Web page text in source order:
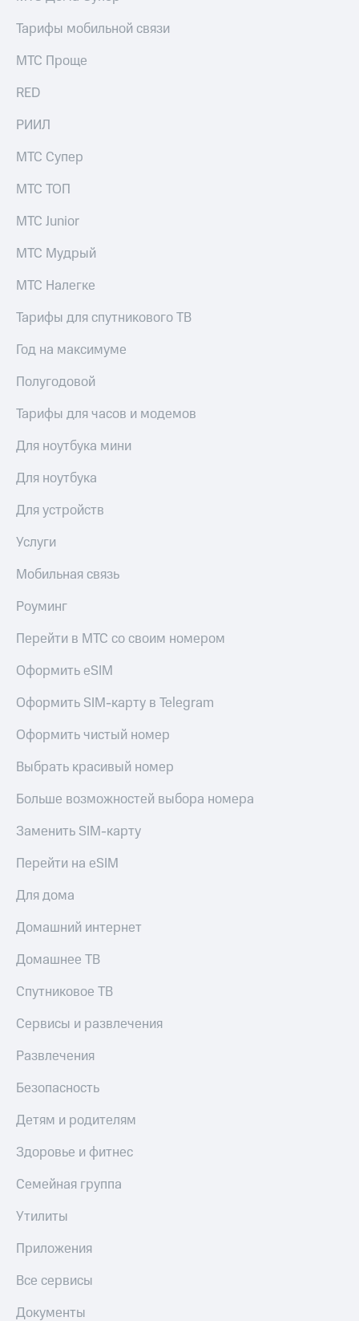
Тарифы мобильной связи
МТС Проще
RED
РИИЛ
МТС Супер
МТС ТОП
МТС Junior
МТС Мудрый
МТС Налегке
Тарифы для спутникового ТВ
Год на максимуме
Полугодовой
Тарифы для часов и модемов
Для ноутбука мини
Для ноутбука
Для устройств
Услуги
Мобильная связь
Роуминг
Перейти в МТС со своим номером
Оформить eSIM
Оформить SIM-карту в Telegram
Оформить чистый номер
Выбрать красивый номер
Больше возможностей выбора номера
Заменить SIM-карту
Перейти на eSIM
Для дома
Домашний интернет
Домашнее ТВ
Спутниковое ТВ
Сервисы и развлечения
Развлечения
Безопасность
Детям и родителям
Здоровье и фитнес
Семейная группа
Утилиты
Приложения
Все сервисы
Документы